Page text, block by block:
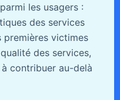
les usagers :
des services
premières victimes
des services,
contribuer au-delà